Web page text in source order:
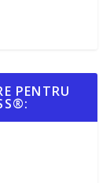
PENTRU